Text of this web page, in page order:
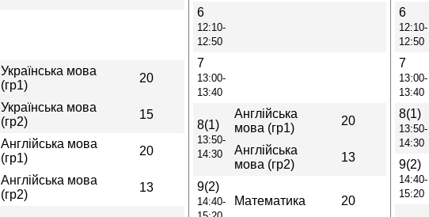
Українська мова
(гр1)
20
Українська мова
(гр2)
15
Англійська мова
(гр1)
20
Англійська мова
(гр2)
13
6
12:10-
12:50
7
13:00-
13:40
8(1)
13:50-
14:30
Англійська
мова (гр1)
20
Англійська
мова (гр2)
13
9(2)
14:40-
Математика 20
6
12:10-
12:50
7
13:00-
13:40
8(1)
13:50-
14:30
9(2)
14:40-
15:20